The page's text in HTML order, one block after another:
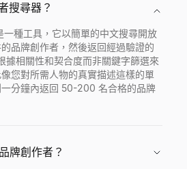
搜尋器？
一種工具，它以簡單的中文搜尋開放
品牌創作者，然後返回經過驗證的
據相關性和契合度而非關鍵字篩選來
您對所需人物的真實描述這樣的單
分鐘內返回 50-200 名合格的品牌
牌創作者？